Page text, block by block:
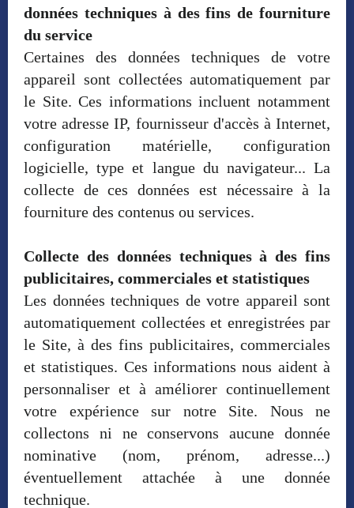
données techniques à des fins de fourniture
du service
Certaines des données techniques de votre
appareil sont collectées automatiquement par
le Site. Ces informations incluent notamment
votre adresse IP, fournisseur d'accès à Internet,
configuration matérielle, configuration
logicielle, type et langue du navigateur... La
collecte de ces données est nécessaire à la
fourniture des contenus ou services.
Collecte des données techniques à des fins
publicitaires, commerciales et statistiques
Les données techniques de votre appareil sont
automatiquement collectées et enregistrées par
le Site, à des fins publicitaires, commerciales
et statistiques. Ces informations nous aident à
personnaliser et à améliorer continuellement
votre expérience sur notre Site. Nous ne
collectons ni ne conservons aucune donnée
nominative (nom, prénom, adresse...)
éventuellement attachée à une donnée
technique.